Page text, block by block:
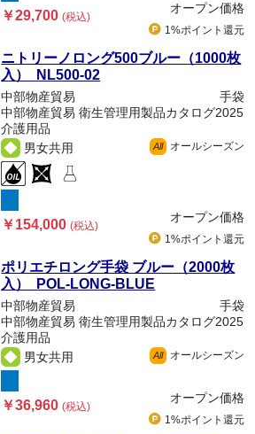
￥29,700(税込)
オープン価格
1%ポイント 還元
ニトリーノロング500ブルー（1000枚
入） NL500-02
中部物産貿易
手袋
中部物産貿易 衛生管理用製品カタログ2025
介護用品
男女共用
All オールシーズン
￥154,000(税込)
オープン価格
1%ポイント 還元
ポリエチロング手袋 ブルー（2000枚
入） POL-LONG-BLUE
中部物産貿易
手袋
中部物産貿易 衛生管理用製品カタログ2025
介護用品
男女共用
All オールシーズン
￥36,960(税込)
オープン価格
1%ポイント 還元